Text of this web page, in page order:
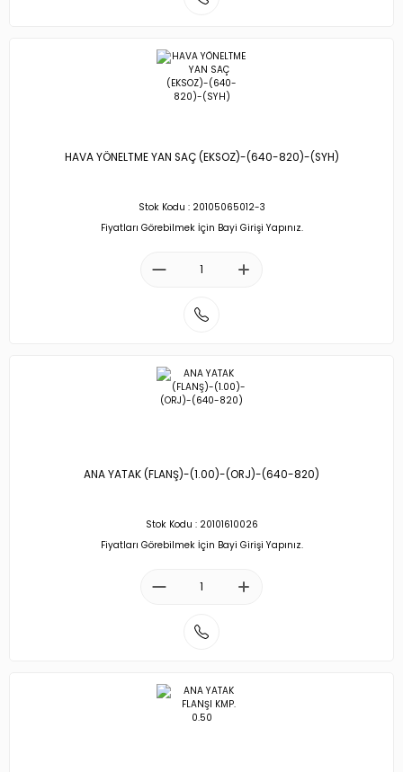
HAVA YÖNELTME YAN SAÇ (EKSOZ)-(640-820)-(SYH)
Stok Kodu : 20105065012-3
Fiyatları Görebilmek İçin Bayi Girişi Yapınız.
ANA YATAK (FLANŞ)-(1.00)-(ORJ)-(640-820)
Stok Kodu : 20101610026
Fiyatları Görebilmek İçin Bayi Girişi Yapınız.